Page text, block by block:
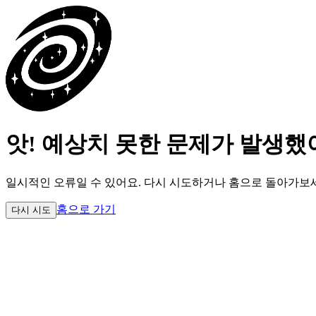
앗! 예상치 못한 문제가 발생했
일시적인 오류일 수 있어요. 다시 시도하거나 홈으로 돌아가보
다시 시도 홈으로 가기